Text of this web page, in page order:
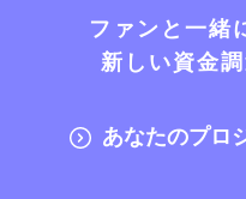
ファンと一緒
新しい資金
あなたのプロ